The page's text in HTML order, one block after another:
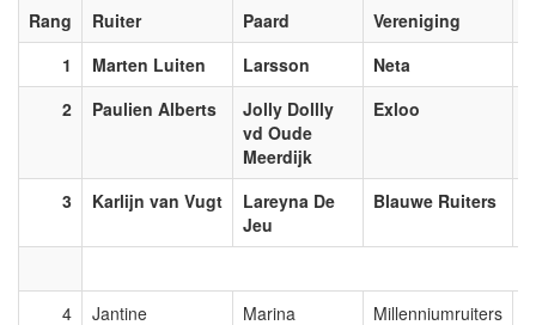
Rang
Ruiter Paard Vereniging
1
Marten Luiten Larsson Neta
2
Paulien Alberts
Jolly Dollly
vd Oude
Meerdijk
Exloo
3 Karlijn van Vugt
Lareyna De
Jeu
Blauwe Ruiters
4
Jantine
Marina Millenniumruiters